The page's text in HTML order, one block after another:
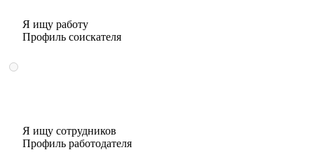
Я ищу работу
Профиль соискателя
Я ищу сотрудников
Профиль работодателя